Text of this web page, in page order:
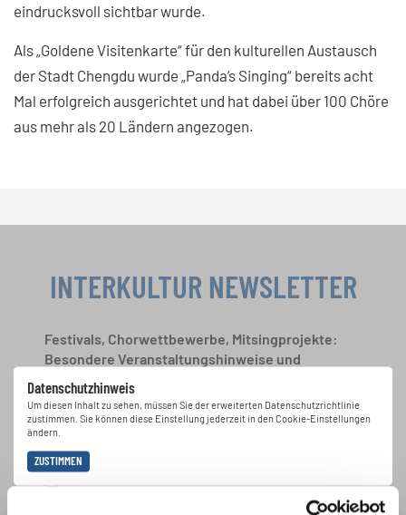
eindrucksvoll sichtbar wurde.
Als „Goldene Visitenkarte“ für den kulturellen Austausch
der Stadt Chengdu wurde „Panda’s Singing“ bereits acht
Mal erfolgreich ausgerichtet und hat dabei über 100 Chöre
aus mehr als 20 Ländern angezogen.
Datenschutzhinweis
Um diesen Inhalt zu sehen, müssen Sie der erweiterten Datenschutzrichtlinie
zustimmen. Sie können diese Einstellung jederzeit in den Cookie-Einstellungen
ändern.
ZUSTIMMEN
INTERKULTUR NEWSLETTER
Festivals, Chorwettbewerbe, Mitsingprojekte:
Besondere Veranstaltungshinweise und
kostenlosen INTERKULTUR-Newsletter.